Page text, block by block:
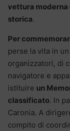
vettura moderna
storica.
Per
perse la vita in
organizzatori, di
navigatore e
istituire un
classificato. In
Caronia. A
compito di